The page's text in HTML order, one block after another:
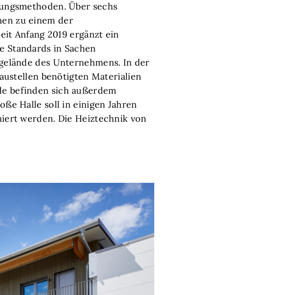
Über sechs
zu einem der
Anfang 2019 ergänzt ein
Standards in Sachen
des Unternehmens. In der
benötigten Materialien
befinden sich außerdem
Halle soll in einigen Jahren
werden. Die Heiztechnik von